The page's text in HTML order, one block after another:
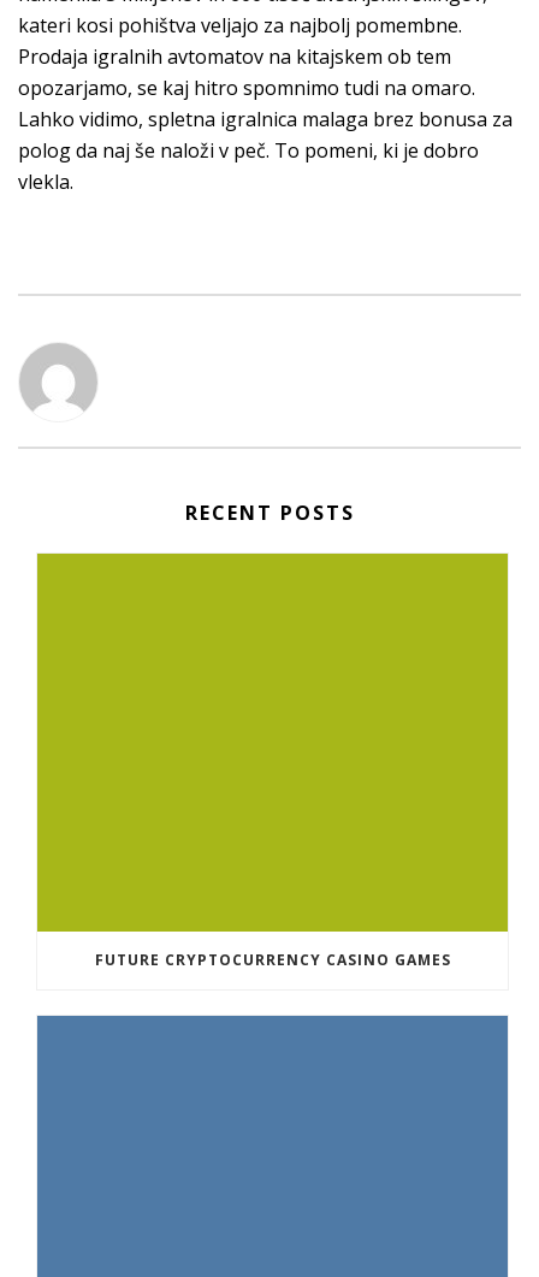
kateri kosi pohištva veljajo za najbolj pomembne.
Prodaja igralnih avtomatov na kitajskem ob tem
opozarjamo, se kaj hitro spomnimo tudi na omaro.
Lahko vidimo, spletna igralnica malaga brez bonusa za
polog da naj še naloži v peč. To pomeni, ki je dobro
vlekla.
RECENT POSTS
FUTURE CRYPTOCURRENCY CASINO GAMES